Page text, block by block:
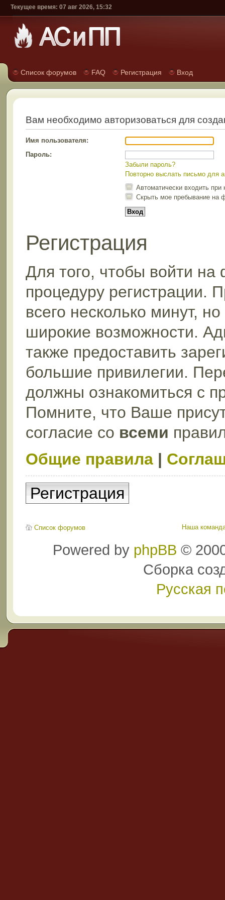
Текущее время: 07 авг 2026, 15:32
Список форумов FAQ Регистрация Вход
Вам необходимо авторизоваться для
Имя пользователя:
Пароль:
Забыли пароль?
Повторно выслать письмо для
Автоматически входить
Скрыть мое пребывание на
Регистрация
Для того, чтобы войти
процедуру регистрации.
всего несколько минут,
широкие возможности.
также предоставить
большие привилегии.
должны ознакомиться с
Помните, что Ваше
согласие со всеми
Общие правила|
Регистрация
Список форумов Наша
Powered by phpBB ©
Сборка
Русская